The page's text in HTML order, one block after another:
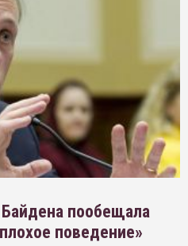
пообещала
поведение»